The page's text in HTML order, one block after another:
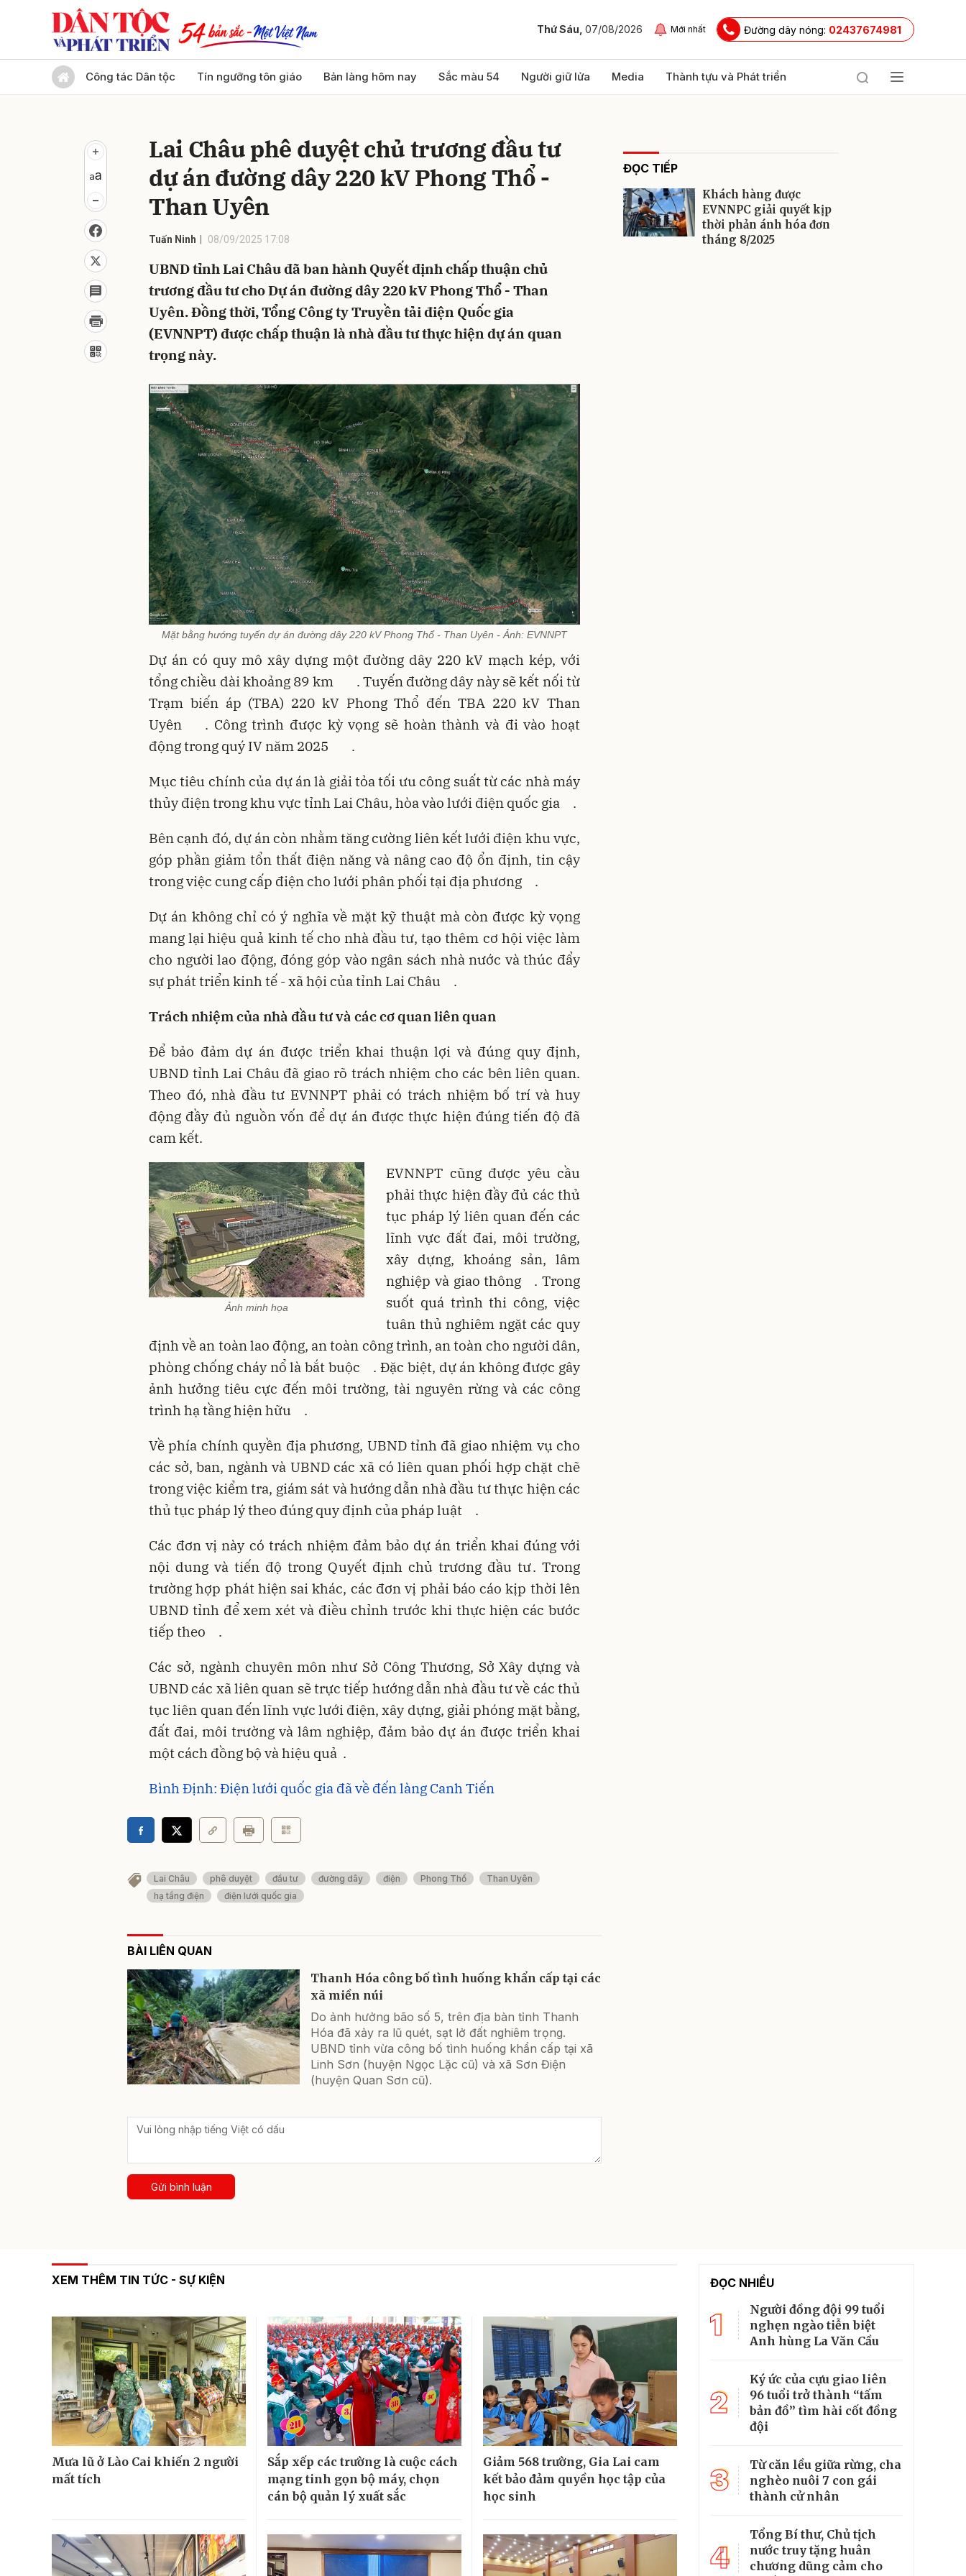
Thứ Sáu, 07/08/2026 Mới nhất Đường dây nóng: 02437674981
Công tác Dân tộc Tín ngưỡng tôn giáo Bản làng hôm nay Sắc màu 54 Người giữ lửa Media Thành tựu và Phát triển
Lai Châu phê duyệt chủ trương đầu tư
dự án đường dây 220 kV Phong Thổ -
Than Uyên
Tuấn Ninh 08/09/2025 17:08
UBND tỉnh Lai Châu đã ban hành Quyết định chấp thuận chủ
trương đầu tư cho Dự án đường dây 220 kV Phong Thổ - Than
Uyên. Đồng thời, Tổng Công ty Truyền tải điện Quốc gia
(EVNNPT) được chấp thuận là nhà đầu tư thực hiện dự án quan
trọng này.
Mặt bằng hướng tuyến dự án đường dây 220 kV Phong Thổ - Than Uyên - Ảnh: EVNNPT
Dự án có quy mô xây dựng một đường dây 220 kV mạch kép, với
tổng chiều dài khoảng 89 km
. Tuyến đường dây này sẽ kết nối từ
Trạm biến áp (TBA) 220 kV Phong Thổ đến TBA 220 kV Than
Uyên
. Công trình được kỳ vọng sẽ hoàn thành và đi vào hoạt
động trong quý IV năm 2025
.
Mục tiêu chính của dự án là giải tỏa tối ưu công suất từ các nhà máy
thủy điện trong khu vực tỉnh Lai Châu, hòa vào lưới điện quốc gia
.
Bên cạnh đó, dự án còn nhằm tăng cường liên kết lưới điện khu vực,
góp phần giảm tổn thất điện năng và nâng cao độ ổn định, tin cậy
trong việc cung cấp điện cho lưới phân phối tại địa phương
.
Dự án không chỉ có ý nghĩa về mặt kỹ thuật mà còn được kỳ vọng
mang lại hiệu quả kinh tế cho nhà đầu tư, tạo thêm cơ hội việc làm
cho người lao động, đóng góp vào ngân sách nhà nước và thúc đẩy
sự phát triển kinh tế - xã hội của tỉnh Lai Châu
.
Trách nhiệm của nhà đầu tư và các cơ quan liên quan
Để bảo đảm dự án được triển khai thuận lợi và đúng quy định,
UBND tỉnh Lai Châu đã giao rõ trách nhiệm cho các bên liên quan.
Theo đó, nhà đầu tư EVNNPT phải có trách nhiệm bố trí và huy
động đầy đủ nguồn vốn để dự án được thực hiện đúng tiến độ đã
cam kết.
Ảnh minh họa
EVNNPT cũng được yêu cầu
phải thực hiện đầy đủ các thủ
tục pháp lý liên quan đến các
lĩnh vực đất đai, môi trường,
xây dựng, khoáng sản, lâm
nghiệp và giao thông
. Trong
suốt quá trình thi công, việc
tuân thủ nghiêm ngặt các quy
định về an toàn lao động, an toàn công trình, an toàn cho người dân,
phòng chống cháy nổ là bắt buộc
. Đặc biệt, dự án không được gây
ảnh hưởng tiêu cực đến môi trường, tài nguyên rừng và các công
trình hạ tầng hiện hữu
.
Về phía chính quyền địa phương, UBND tỉnh đã giao nhiệm vụ cho
các sở, ban, ngành và UBND các xã có liên quan phối hợp chặt chẽ
trong việc kiểm tra, giám sát và hướng dẫn nhà đầu tư thực hiện các
thủ tục pháp lý theo đúng quy định của pháp luật
.
Các đơn vị này có trách nhiệm đảm bảo dự án triển khai đúng với
nội dung và tiến độ trong Quyết định chủ trương đầu tư. Trong
trường hợp phát hiện sai khác, các đơn vị phải báo cáo kịp thời lên
UBND tỉnh để xem xét và điều chỉnh trước khi thực hiện các bước
tiếp theo
.
Các sở, ngành chuyên môn như Sở Công Thương, Sở Xây dựng và
UBND các xã liên quan sẽ trực tiếp hướng dẫn nhà đầu tư về các thủ
tục liên quan đến lĩnh vực lưới điện, xây dựng, giải phóng mặt bằng,
đất đai, môi trường và lâm nghiệp, đảm bảo dự án được triển khai
một cách đồng bộ và hiệu quả .
Bình Định: Điện lưới quốc gia đã về đến làng Canh Tiến
Lai Châu phê duyệt đầu tư đường dây điện Phong Thổ
Than Uyên
hạ tầng điện
điện lưới quốc gia
BÀI LIÊN QUAN
Thanh Hóa công bố tình huống khẩn cấp tại các
xã miền núi
Do ảnh hưởng bão số 5, trên địa bàn tỉnh Thanh
Hóa đã xảy ra lũ quét, sạt lở đất nghiêm trọng.
UBND tỉnh vừa công bố tình huống khẩn cấp tại xã
Linh Sơn (huyện Ngọc Lặc cũ) và xã Sơn Điện
(huyện Quan Sơn cũ).
Gửi bình luận
ĐỌC TIẾP
Khách hàng được
EVNNPC giải quyết kịp
thời phản ánh hóa đơn
tháng 8/2025
XEM THÊM TIN TỨC - SỰ KIỆN
Mưa lũ ở Lào Cai khiến 2 người
mất tích
Sắp xếp các trường là cuộc cách
mạng tinh gọn bộ máy, chọn
cán bộ quản lý xuất sắc
Giảm 568 trường, Gia Lai cam
kết bảo đảm quyền học tập của
học sinh
ĐỌC NHIỀU
1
Người đồng đội 99 tuổi
nghẹn ngào tiễn biệt
Anh hùng La Văn Cầu
2
Ký ức của cựu giao liên
96 tuổi trở thành “tấm
bản đồ” tìm hài cốt đồng
đội
3
Từ căn lều giữa rừng, cha
nghèo nuôi 7 con gái
thành cử nhân
4
Tổng Bí thư, Chủ tịch
nước truy tặng huân
chương dũng cảm cho
Gửi bình luận
Gửi